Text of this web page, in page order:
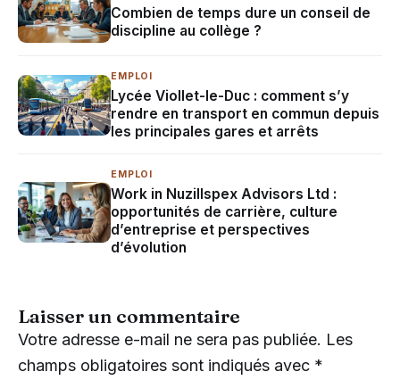
Combien de temps dure un conseil de
discipline au collège ?
EMPLOI
Lycée Viollet-le-Duc : comment s’y
rendre en transport en commun depuis
les principales gares et arrêts
EMPLOI
Work in Nuzillspex Advisors Ltd :
opportunités de carrière, culture
d’entreprise et perspectives
d’évolution
Laisser un commentaire
Votre adresse e-mail ne sera pas publiée. Les
champs obligatoires sont indiqués avec *